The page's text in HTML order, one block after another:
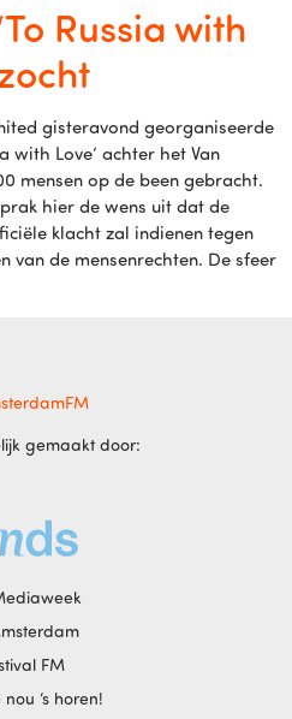
Russia with
gisteravond georganiseerde
with Love’ achter het Van
mensen op de been gebracht.
hier de wens uit dat de
klacht zal indienen tegen
van de mensenrechten. De sfeer
gemaakt door:
FM
‘s horen!